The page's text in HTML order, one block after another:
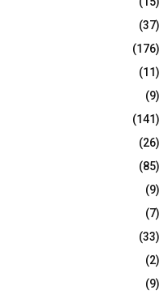
(37)
(176)
(11)
(9)
(141)
(26)
(85)
(9)
(7)
(33)
(2)
(9)